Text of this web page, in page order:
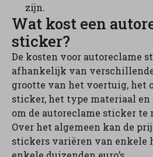
zijn.
Wat kost een
sticker?
De kosten voor autoreclame
afhankelijk van
grootte van het voertuig, het
sticker, het type materiaal
om de autoreclame sticker te
Over het algemeen kan de
stickers variëren van enkele